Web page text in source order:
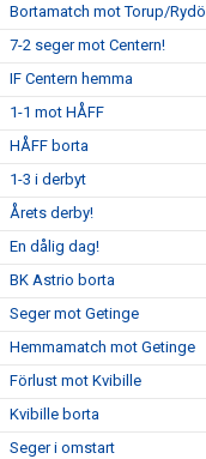
Bortamatch mot Torup/Rydö
7-2 seger mot Centern!
IF Centern hemma
1-1 mot HÅFF
HÅFF borta
1-3 i derbyt
Årets derby!
En dålig dag!
BK Astrio borta
Seger mot Getinge
Hemmamatch mot Getinge
Förlust mot Kvibille
Kvibille borta
Seger i omstart